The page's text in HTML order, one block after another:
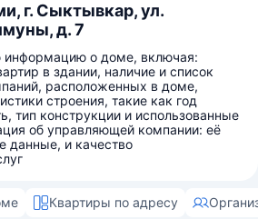
г. Сыктывкар, ул.
д. 7
информацию о доме, включая:
в здании, наличие и список
расположенных в доме,
строения, такие как год
тип конструкции и использованные
об управляющей компании: её
данные, и качество
Квартиры по адресу